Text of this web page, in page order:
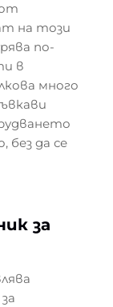
на този
по-
в
много
без да се
за